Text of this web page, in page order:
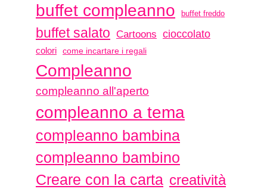
buffet compleanno buffet freddo
buffet salato Cartoons cioccolato
colori come incartare i regali
Compleanno
compleanno all'aperto
compleanno a tema
compleanno bambina
compleanno bambino
Creare con la carta creatività